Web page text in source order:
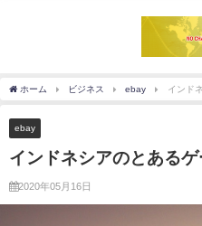
ホーム ビジネス ebay インド
ebay
インドネシアのとあるゲ
2020年05月16日